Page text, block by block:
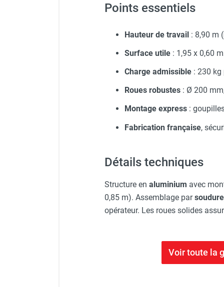
Points essentiels
Hauteur de travail : 8,90 m
Surface utile : 1,95 x 0,60
Charge admissible : 230 kg
Roues robustes : Ø 200
Montage express :
Fabrication française,
Détails techniques
Structure en aluminium avec
0,85 m). Assemblage parsoudure
opérateur. Les roues solides
Voir toute la